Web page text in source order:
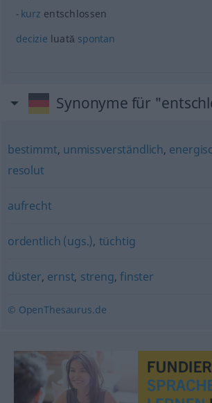
kurz entschlossen
decizie luată spontan
Synonyme für
bestimmt, unmissverständlich,
resolut
aufrecht
ordentlich (ugs.), tüchtig
düster, ernst, streng,finster
© OpenThesaurus.de